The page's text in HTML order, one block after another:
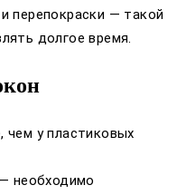
перепокраски — такой
долгое время.
у пластиковых
необходимо